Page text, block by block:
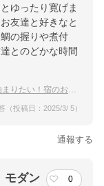
ゆったり寛げま
友達と好きなと
の握りや煮付
とのどかな時間
！宿のおすすめは？
（投稿日：2025/3/ 5）
通報する
モダン
0